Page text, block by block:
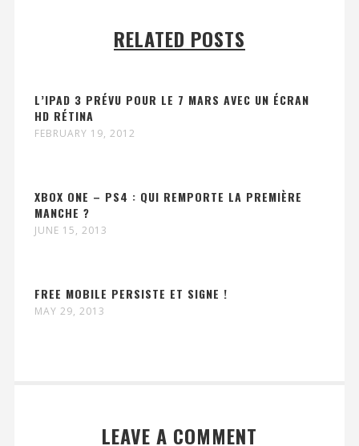
RELATED POSTS
L’IPAD 3 PRÉVU POUR LE 7 MARS AVEC UN ÉCRAN
HD RÉTINA
FEBRUARY 19, 2012
XBOX ONE – PS4 : QUI REMPORTE LA PREMIÈRE
MANCHE ?
JUNE 15, 2013
FREE MOBILE PERSISTE ET SIGNE !
MAY 29, 2013
LEAVE A COMMENT